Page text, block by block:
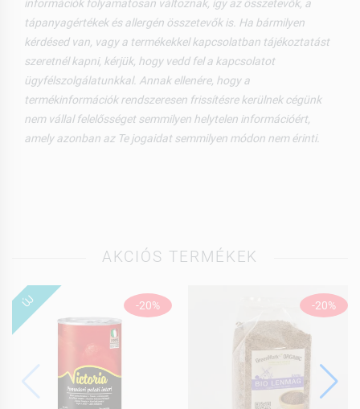
információk folyamatosan változnak, így az összetevők, a
tápanyagértékek és allergén összetevők is. Ha bármilyen
kérdésed van, vagy a termékekkel kapcsolatban tájékoztatást
szeretnél kapni, kérjük, hogy vedd fel a kapcsolatot
ügyfélszolgálatunkkal. Annak ellenére, hogy a
termékinformációk rendszeresen frissítésre kerülnek cégünk
nem vállal felelősséget semmilyen helytelen információért,
amely azonban az Te jogaidat semmilyen módon nem érinti.
AKCIÓS TERMÉKEK
-20%
ÚJ -20%